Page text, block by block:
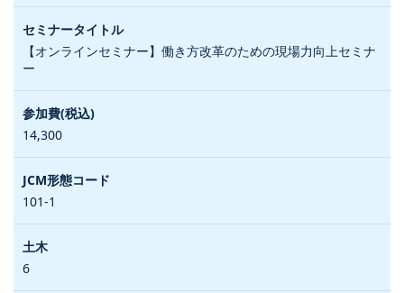
【オンラインセミナー】働き方改革のための現場力向上セミナ
ー
14,300
101-1
6